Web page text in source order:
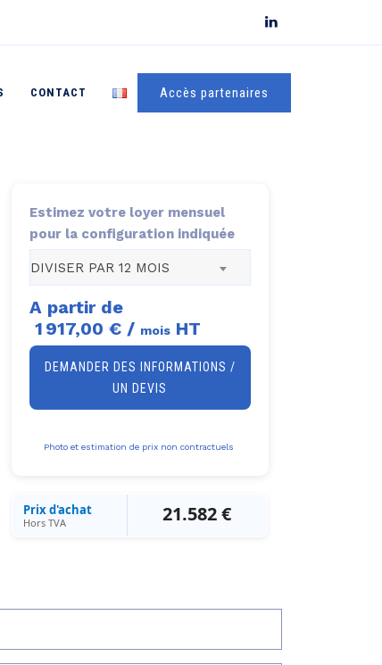
Accès partenaires
CONTACT
Estimez votre loyer mensuel
pour la configuration indiquée
DIVISER PAR 12 MOIS
A partir de
1 917,00 €/ moisHT
DEMANDER DES INFORMATIONS /
UN DEVIS
Photo et estimation de prix non contractuels
Prix d'achat
Hors TVA 21.582 €